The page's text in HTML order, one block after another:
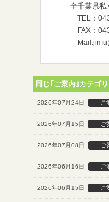
全千葉県私
TEL：043-
FAX：043-
同じ｢ご案内｣カテゴ
2026年07月24日 ご
2026年07月15日 ご
2026年07月08日 ご
2026年06月16日 ご
2026年06月15日 ご